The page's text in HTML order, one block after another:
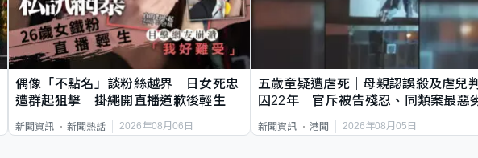
偶像「不點名」談粉絲越界 日女死忠
遭群起狙擊 掛繩開直播道歉後輕生
新聞資訊 新聞熱話 2026年08月06日
五歲童疑遭虐死｜母親認誤殺及虐兒
囚22年 官斥被告殘忍、同類案最惡
新聞資訊 港聞 2026年08月05日